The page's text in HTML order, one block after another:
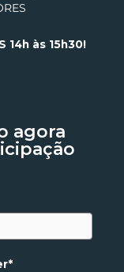
14h às 15h30!
agora